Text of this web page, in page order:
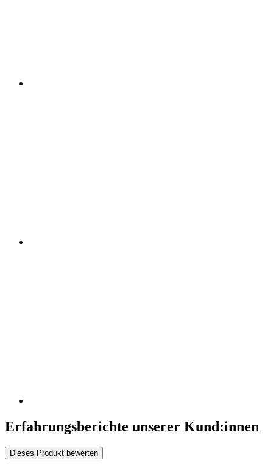
Erfahrungsberichte unserer Kund:innen
Dieses Produkt bewerten